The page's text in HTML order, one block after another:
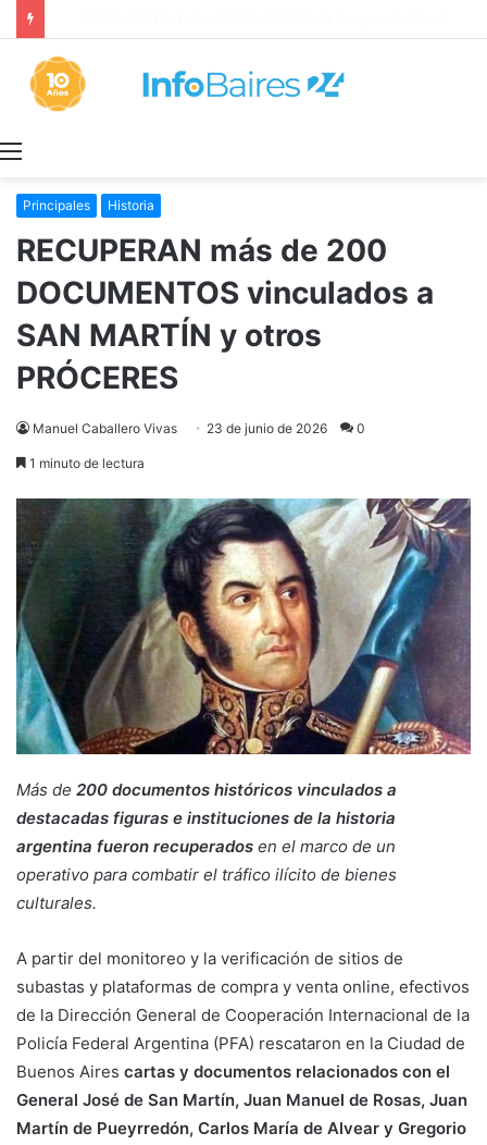
Principales Historia
RECUPERAN más de 200
DOCUMENTOS vinculados a
SAN MARTÍN y otros
PRÓCERES
Manuel Caballero Vivas 23 de junio de 2026 0
1 minuto de lectura
Más de 200 documentos históricos vinculados a
destacadas figuras e instituciones de la historia
argentina fueron recuperados en el marco de un
operativo para combatir el tráfico ilícito de bienes
culturales.
A partir del monitoreo y la verificación de sitios de
subastas y plataformas de compra y venta online, efectivos
de la Dirección General de Cooperación Internacional de la
Policía Federal Argentina (PFA) rescataron en la Ciudad de
Buenos Aires cartas y documentos relacionados con el
General José de San Martín, Juan Manuel de Rosas, Juan
Martín de Pueyrredón, Carlos María de Alvear y Gregorio